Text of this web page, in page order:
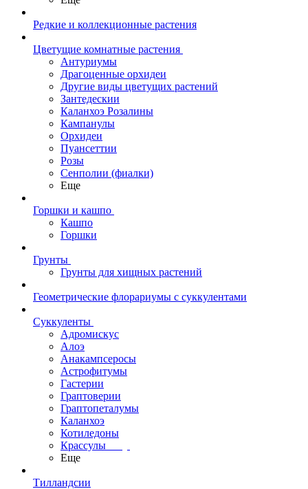
Редкие и коллекционные растения
Цветущие комнатные растения
Антуриумы
Драгоценные орхидеи
Другие виды цветущих растений
Зантедескии
Каланхоэ Розалины
Кампанулы
Орхидеи
Пуансеттии
Розы
Сенполии (фиалки)
Еще
Горшки и кашпо
Кашпо
Горшки
Грунты
Грунты для хищных растений
Геометрические флорариумы с суккулентами
Суккуленты
Адромискус
Алоэ
Анакампсеросы
Астрофитумы
Гастерии
Граптоверии
Граптопеталумы
Каланхоэ
Котиледоны
Крассулы
Еще
Тилландсии